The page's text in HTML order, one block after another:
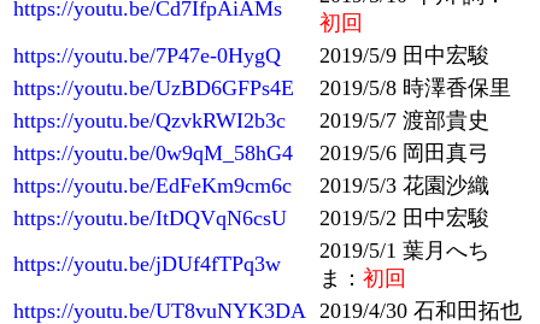
https://youtu.be/Cd7IfpAiAMs
初回
https://youtu.be/7P47e-0HygQ
2019/5/9 田中宏駿
https://youtu.be/UzBD6GFPs4E
2019/5/8 時澤香保里
https://youtu.be/QzvkRWI2b3c
2019/5/7 渡部貴史
https://youtu.be/0w9qM_58hG4
2019/5/6 岡田真弓
https://youtu.be/EdFeKm9cm6c
2019/5/3 花園沙織
https://youtu.be/ItDQVqN6csU
2019/5/2 田中宏駿
https://youtu.be/jDUf4fTPq3w
2019/5/1 葉月へち
ま： 初回
https://youtu.be/UT8vuNYK3DA 2019/4/30 石和田拓也